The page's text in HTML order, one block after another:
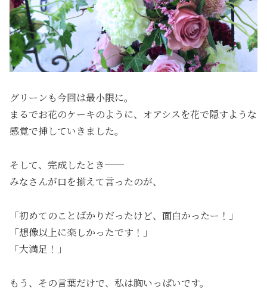
グリーンも今回は最小限に。
まるでお花のケーキのように、オアシスを花で隠すような
感覚で挿していきました。
そして、完成したとき──
みなさんが口を揃えて言ったのが、
「初めてのことばかりだったけど、面白かったー！」
「想像以上に楽しかったです！」
「大満足！」
もう、その言葉だけで、私は胸いっぱいです。